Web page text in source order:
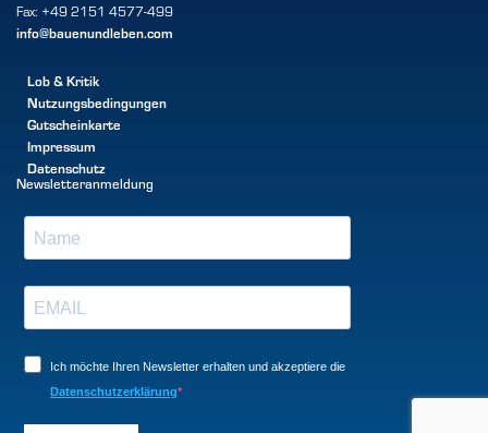
Fax: +49 2151 4577-499
info@bauenundleben.com
Lob & Kritik
Nutzungsbedingungen
Gutscheinkarte
Impressum
Datenschutz
Newsletteranmeldung
Ich möchte Ihren Newsletter erhalten und akzeptiere die
Datenschutzerklärung